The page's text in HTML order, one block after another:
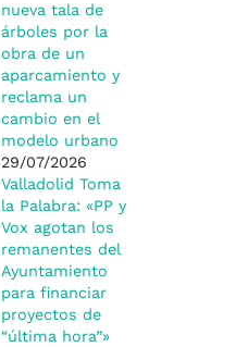
nueva tala de
árboles por la
obra de un
aparcamiento y
reclama un
cambio en el
modelo urbano
29/07/2026
Valladolid Toma
la Palabra: «PP y
Vox agotan los
remanentes del
Ayuntamiento
para financiar
proyectos de
“última hora”»